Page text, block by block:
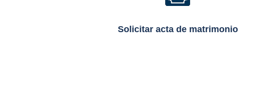
Solicitar acta de matrimonio